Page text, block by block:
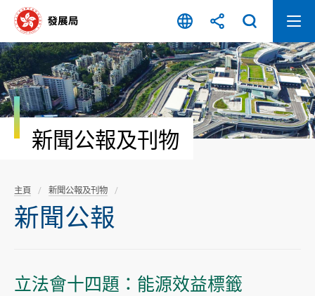
容
開
始
新聞公報及刊物
主頁 新聞公報及刊物
新聞公報
立法會十四題：能源效益標籤